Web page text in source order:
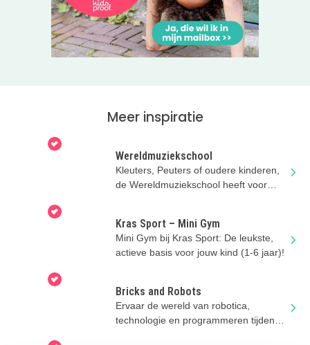
Klik door naar de website voor meer informatie
Meer inspiratie
Wereldmuziekschool
Kleuters, Peuters of oudere kinderen,
de Wereldmuziekschool heeft voor
Kras Sport – Mini Gym
Mini Gym bij Kras Sport: De leukste,
actieve basis voor jouw kind (1-6 jaar)!
Bricks and Robots
Ervaar de wereld van robotica,
technologie en programmeren tijdens